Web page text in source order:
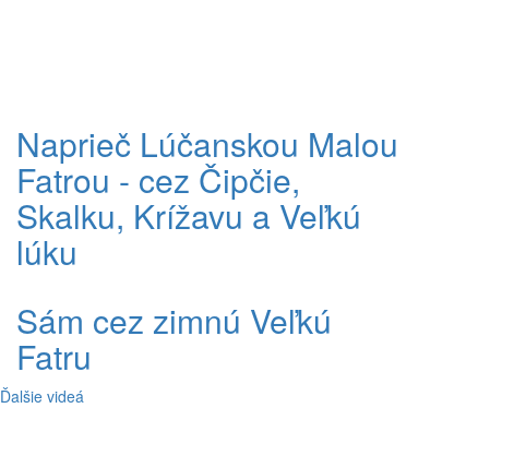
Naprieč Lúčanskou Malou
Fatrou - cez Čipčie,
Skalku, Krížavu a Veľkú
lúku
Sám cez zimnú Veľkú
Fatru
Ďalšie videá